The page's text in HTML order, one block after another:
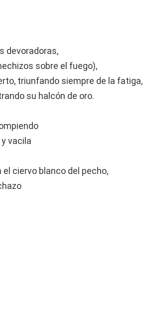
devoradoras,
sobre el fuego),
triunfando siempre de la fatiga,
su halcón de oro.
vacila
ciervo blanco del pecho,